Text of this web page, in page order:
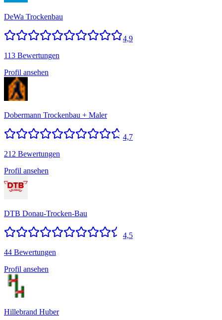
DeWa Trockenbau
4,9
113 Bewertungen
Profil ansehen
Dobermann Trockenbau + Maler
4,7
212 Bewertungen
Profil ansehen
DTB Donau-Trocken-Bau
4,5
44 Bewertungen
Profil ansehen
Hillebrand Huber